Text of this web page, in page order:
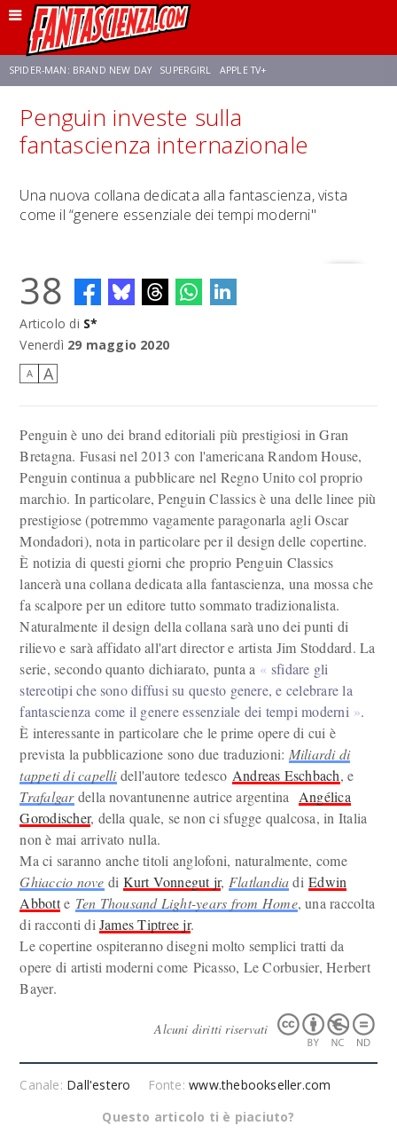
SPIDER-MAN: BRAND NEW DAY SUPERGIRL APPLE TV+
FRANCO RICCIARDIELLO ZENDAYA STAR TREK AVENGERS: DOOMSDAY
Penguin investe sulla
fantascienza internazionale
Una nuova collana dedicata alla fantascienza, vista
come il “genere essenziale dei tempi moderni"
38
Articolo di S*
Venerdì 29 maggio 2020
A A
Penguin è uno dei brand editoriali più prestigiosi in Gran
Bretagna. Fusasi nel 2013 con l'americana Random House,
Penguin continua a pubblicare nel Regno Unito col proprio
marchio. In particolare, Penguin Classics è una delle linee più
prestigiose (potremmo vagamente paragonarla agli Oscar
Mondadori), nota in particolare per il design delle copertine.
È notizia di questi giorni che proprio Penguin Classics
lancerà una collana dedicata alla fantascienza, una mossa che
fa scalpore per un editore tutto sommato tradizionalista.
Naturalmente il design della collana sarà uno dei punti di
rilievo e sarà affidato all'art director e artista Jim Stoddard. La
serie, secondo quanto dichiarato, punta a
sfidare gli
stereotipi che sono diffusi su questo genere, e celebrare la
fantascienza come il genere essenziale dei tempi moderni
.
È interessante in particolare che le prime opere di cui è
prevista la pubblicazione sono due traduzioni: Miliardi di
tappeti di capellidell'autore tedesco Andreas Eschbach, e
Trafalgardella novantunenne autrice argentina Angélica
Gorodischer, della quale, se non ci sfugge qualcosa, in Italia
non è mai arrivato nulla.
Ma ci saranno anche titoli anglofoni, naturalmente, come
Ghiaccio nove di Kurt Vonnegut jr, FlatlandiadiEdwin
Abbotte Ten Thousand Light-years from Home, una raccolta
di racconti diJames Tiptree jr.
Le copertine ospiteranno disegni molto semplici tratti da
opere di artisti moderni come Picasso, Le Corbusier, Herbert
Bayer.
Alcuni diritti riservati
Canale: Dall'estero Fonte:www.thebookseller.com
Questo articolo ti è piaciuto?